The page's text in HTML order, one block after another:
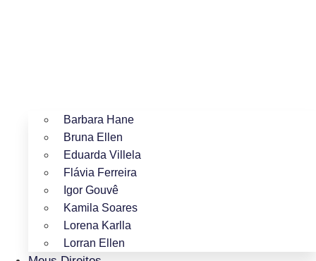
Barbara Hane
Bruna Ellen
Eduarda Villela
Flávia Ferreira
Igor Gouvê
Kamila Soares
Lorena Karlla
Lorran Ellen